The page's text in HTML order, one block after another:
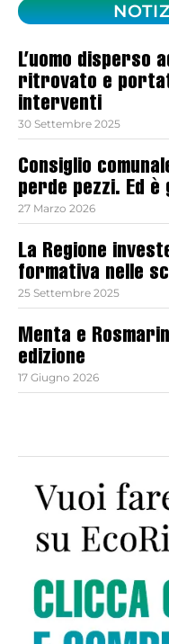
L’uomo disperso
ritrovato e
interventi
30 Settembre 2025
Consiglio
perde pezzi. Ed
27 Marzo 2026
La Regione
formativa nelle
25 Settembre 2025
Menta e
edizione
17 Giugno 2026